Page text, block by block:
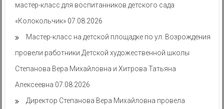
мастер-класс для воспитанников детского сада
«Колокольчик» 07.08.2026
Мастер-класс на детской площадке по ул. Возрождения
провели работники Детской художественной школы
Степанова Вера Михайловна и Хитрова Татьяна
Алексеевна 07.08.2026
Директор Степанова Вера Михайловна провела